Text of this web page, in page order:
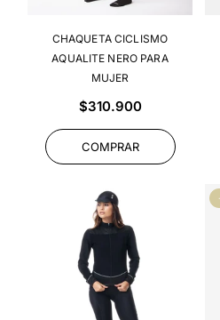
CHAQUETA CICLISMO
AQUALITE NERO PARA
MUJER
Precio
$310.900
COMPRAR